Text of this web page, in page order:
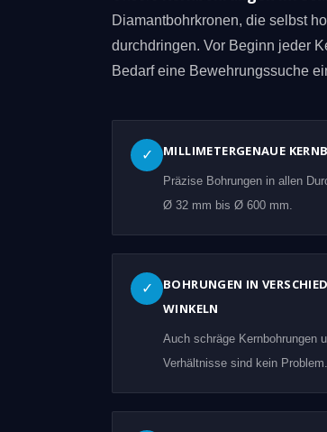
Diamantbohrkronen, die selbst
durchdringen. Vor Beginn jeder
Bedarf eine Bewehrungssuche
✓ MILLIMETERGENAUE
Präzise Bohrungen in allen
Ø 32 mm bis Ø 600 mm.
✓
BOHRUNGEN IN
WINKELN
Auch schräge Kernbohrungen
Verhältnisse sind kein Problem.